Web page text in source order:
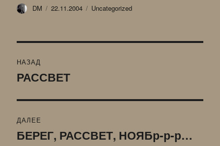
Автор
DM Опубликовано
22.11.2004 Рубрики
Uncategorized
по
НАЗАД
Предыдущая
РАССВЕТ
ДАЛЕЕ
Следующая
БЕРЕГ, РАССВЕТ, НОЯБр-р-р…